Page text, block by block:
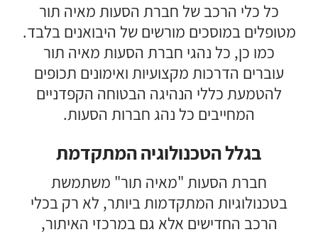
כל כלי הרכב של חברת הסעות מאיה תור
מטופלים במוסכים מורשים של היבואנים בלבד.
כמו כן, כל נהגי חברת הסעות מאיה תור
עוברים הדרכות מקצועיות ואימונים תכופים
להטמעת כללי הנהיגה הבטוחה הקפדניים
המחייבים כל נהג חברות הסעות.
בגלל הטכנולוגיה המתקדמת
חברת הסעות "מאיה תור" משתמשת
בטכנולוגיות המתקדמות ביותר, לא רק בכלי
הרכב החדישים אלא גם במרכזי האיתור,